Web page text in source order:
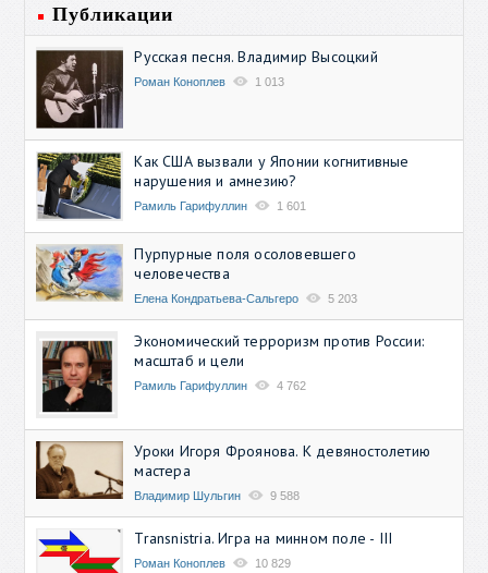
Публикации
Русская песня. Владимир Высоцкий
Роман Коноплев 1 013
Как США вызвали у Японии когнитивные
нарушения и амнезию?
Рамиль Гарифуллин 1 601
Пурпурные поля осоловевшего
человечества
Елена Кондратьева-Сальгеро 5 203
Экономический терроризм против России:
масштаб и цели
Рамиль Гарифуллин 4 762
Уроки Игоря Фроянова. К девяностолетию
мастера
Владимир Шульгин 9 588
Transnistria. Игра на минном поле - III
Роман Коноплев 10 829